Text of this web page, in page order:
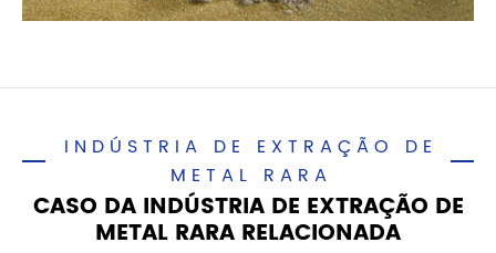
INDÚSTRIA DE EXTRAÇÃO DE
METAL RARA
CASO DA INDÚSTRIA DE EXTRAÇÃO DE
METAL RARA RELACIONADA